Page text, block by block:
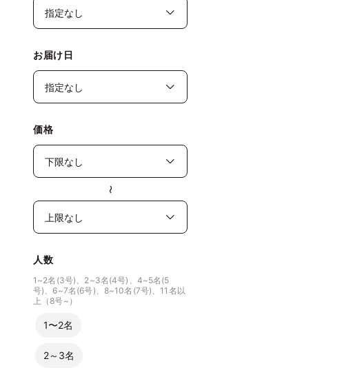
お届け日
価格
〜
人数
1~2名(3号)、2~3名(4号)、4~5名(5
号)、6~7名(6号)、8~10名(7号)、11名以
上（8号~）
1〜2名
2～3名